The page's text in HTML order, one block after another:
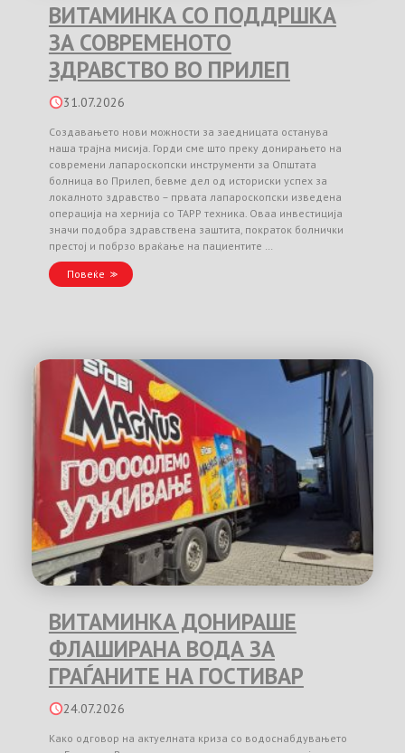
ВИТАМИНКА СО ПОДДРШКА
ЗА СОВРЕМЕНОТО
ЗДРАВСТВО ВО ПРИЛЕП
31.07.2026
Создавањето нови можности за заедницата останува
наша трајна мисија. Горди сме што преку донирањето на
современи лапароскопски инструменти за Општата
болница во Прилеп, бевме дел од историски успех за
локалното здравство – првата лапароскопски изведена
операција на хернија со TAPP техника. Оваа инвестиција
значи подобра здравствена заштита, пократок болнички
престој и побрзо враќање на пациентите …
Повеќе
ВИТАМИНКА ДОНИРАШЕ
ФЛАШИРАНА ВОДА ЗА
ГРАЃАНИТЕ НА ГОСТИВАР
24.07.2026
Како одговор на актуелната криза со водоснабдувањето